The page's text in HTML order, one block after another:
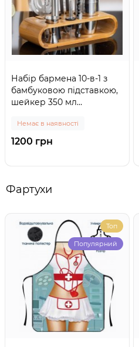
Набір бармена 10-в-1 з
бамбуковою підставкою,
шейкер 350 мл
Немає в наявності
1200 грн
Фартухи
Топ
Популярний